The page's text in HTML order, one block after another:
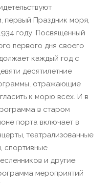
первый Праздник моря,
году. Посвященный
первого дня своего
каждый год с
десятилетние
отражающие
к морю всех. И в
в старом
порта включает в
театрализованные
спортивные
и другие
мероприятий